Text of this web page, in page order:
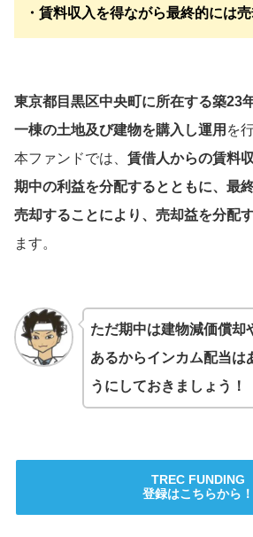
・賃料収入を得ながら最終的には
東京都目黒区中央町に所在する築23
一棟の土地及び建物を購入し運用 を
本ファンドでは、 賃借人からの賃料
期中の利益を分配するとともに、最
売却することにより、売却益を分配
ます。
ただ期中は建物減価償却
あるからインカム配当は
うにしておきましょう！
TREC FUNDING
登録はこちらから！